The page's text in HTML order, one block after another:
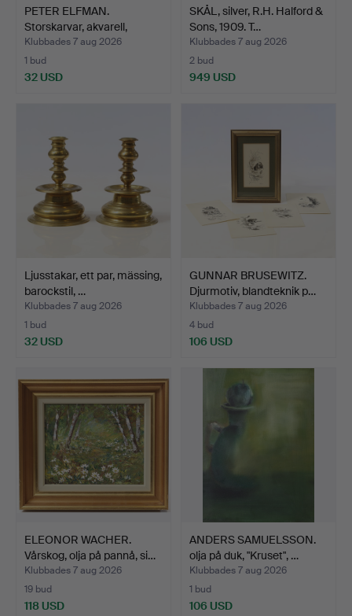
PETER ELFMAN.
Storskarvar, akvarell,
signe…
Klubbades 7 aug 2026
1 bud
32 USD
SKÅL, silver, R.H. Halford &
Sons, 1909. T…
Klubbades 7 aug 2026
2 bud
949 USD
Ljusstakar, ett par, mässing,
barockstil, …
Klubbades 7 aug 2026
1 bud
32 USD
GUNNAR BRUSEWITZ.
Djurmotiv, blandteknik p…
Klubbades 7 aug 2026
4 bud
106 USD
ELEONOR WACHER.
Vårskog, olja på pannå, si…
Klubbades 7 aug 2026
19 bud
118 USD
ANDERS SAMUELSSON.
olja på duk, "Kruset", …
Klubbades 7 aug 2026
1 bud
106 USD